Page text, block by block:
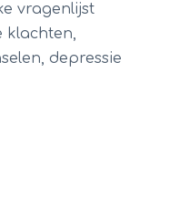
vragenlijst
klachten,
depressie